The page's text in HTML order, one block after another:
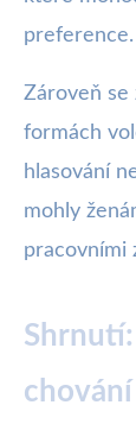
preference.
Zároveň se
formách
hlasování
mohly
pracovními
chování